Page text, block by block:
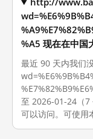
%A5 现在在中国
最近 90 天内我们
至 2026-01-24（7
可以访问。可使用